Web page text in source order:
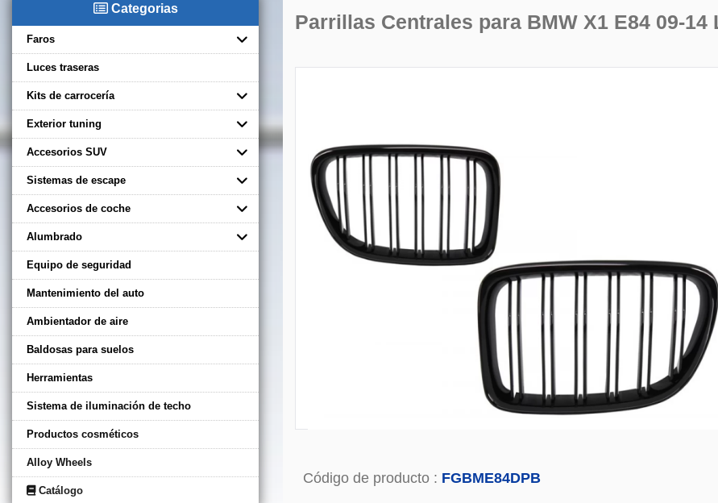
Categorias
Faros
Luces traseras
Kits de carrocería
Exterior tuning
Accesorios SUV
Sistemas de escape
Accesorios de coche
Alumbrado
Equipo de seguridad
Mantenimiento del auto
Ambientador de aire
Baldosas para suelos
Herramientas
Sistema de iluminación de techo
Productos cosméticos
Alloy Wheels
Catálogo
Parrillas Centrales para BMW X1 E84 09-
Código de producto : FGBME84DPB